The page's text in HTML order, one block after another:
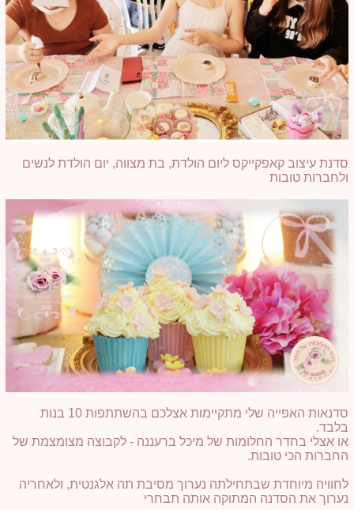
סדנת עיצוב קאפקייקס ליום הולדת, בת מצווה, יום הולדת לנשים
ולחברות טובות
סדנאות האפייה שלי מתקיימות אצלכם בהשתתפות 10 בנות
בלבד.
או אצלי בחדר החלומות של מיכל ברעננה - לקבוצה מצומצמת של
החברות הכי טובות.
לחוויה מיוחדת שבתחילתה נערוך מסיבת תה אלגנטית, ולאחריה
נערוך את הסדנה המתוקה אותה תבחרי